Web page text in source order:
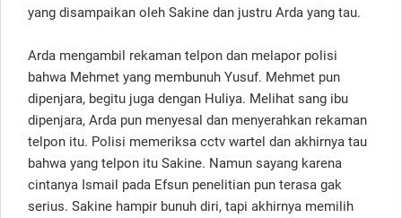
yang disampaikan oleh Sakine dan justru Arda yang tau.
Arda mengambil rekaman telpon dan melapor polisi
bahwa Mehmet yang membunuh Yusuf. Mehmet pun
dipenjara, begitu juga dengan Huliya. Melihat sang ibu
dipenjara, Arda pun menyesal dan menyerahkan rekaman
telpon itu. Polisi memeriksa cctv wartel dan akhirnya tau
bahwa yang telpon itu Sakine. Namun sayang karena
cintanya Ismail pada Efsun penelitian pun terasa gak
serius. Sakine hampir bunuh diri, tapi akhirnya memilih